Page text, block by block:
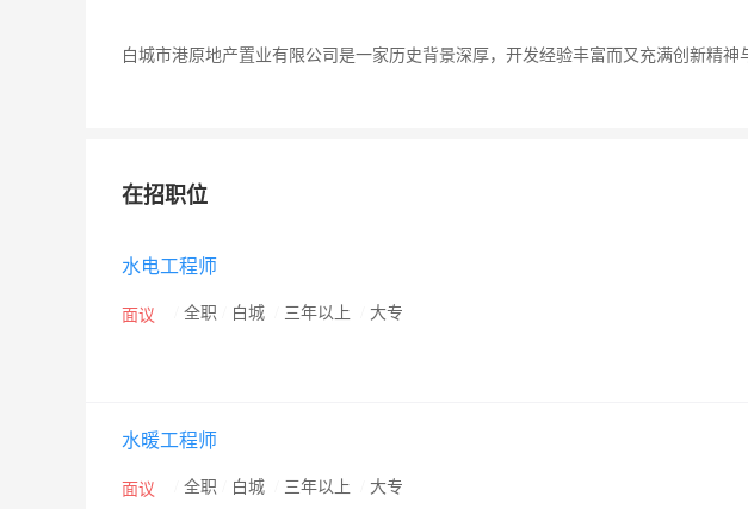
白城市港原地产置业有限公司是一家历史背景深厚，开发经验丰富而又充满创新精神
在招职位
水电工程师
面议 全职 白城 三年以上 大专
水暖工程师
面议 全职 白城 三年以上 大专